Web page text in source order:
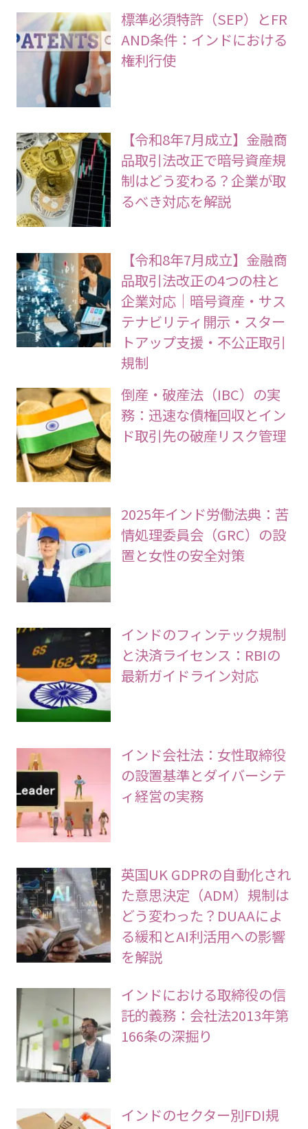
標準必須特許（SEP）とFR
AND条件：インドにおける
権利行使
【令和8年7月成立】金融商
品取引法改正で暗号資産規
制はどう変わる？企業が取
るべき対応を解説
【令和8年7月成立】金融商
品取引法改正の4つの柱と
企業対応｜暗号資産・サス
テナビリティ開示・スター
トアップ支援・不公正取引
規制
倒産・破産法（IBC）の実
務：迅速な債権回収とイン
ド取引先の破産リスク管理
2025年インド労働法典：苦
情処理委員会（GRC）の設
置と女性の安全対策
インドのフィンテック規制
と決済ライセンス：RBIの
最新ガイドライン対応
インド会社法：女性取締役
の設置基準とダイバーシテ
ィ経営の実務
英国UK GDPRの自動化され
た意思決定（ADM）規制は
どう変わった？DUAAによ
る緩和とAI利活用への影響
を解説
インドにおける取締役の信
託的義務：会社法2013年第
166条の深掘り
インドのセクター別FDI規